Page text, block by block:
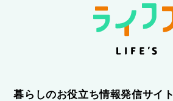
暮らしのお役立ち情報発信サイト